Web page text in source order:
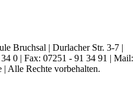
Bruchsal | Durlacher Str. 3-7 |
0 | Fax: 07251 - 91 34 91 | Mail:
| Alle Rechte vorbehalten.